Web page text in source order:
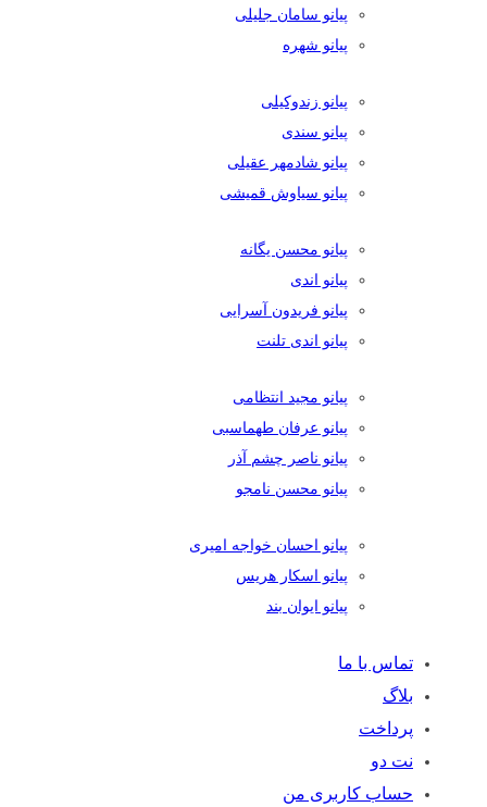
پیانو سامان جلیلی
پیانو شهره
پیانو زندوکیلی
پیانو سندی
پیانو شادمهر عقیلی
پیانو سیاوش قمیشی
پیانو محسن یگانه
پیانو اندی
پیانو فریدون آسرایی
پیانو اندی تلنت
پیانو مجید انتظامی
پیانو عرفان طهماسبی
پیانو ناصر چشم آذر
پیانو محسن نامجو
پیانو احسان خواجه امیری
پیانو اسکار هریس
پیانو ایوان بند
تماس با ما
بلاگ
پرداخت
نت دو
حساب کاربری من